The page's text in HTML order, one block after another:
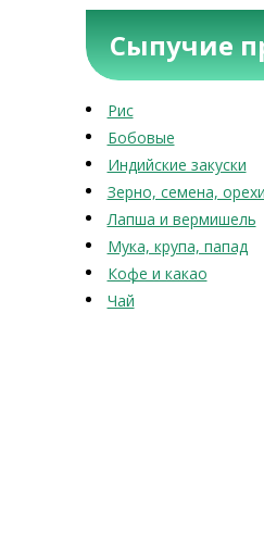
Сыпучие
Рис
Бобовые
Индийские закуски
Зерно, семена, орехи
Лапша и вермишель
Мука, крупа, папад
Кофе и какао
Чай